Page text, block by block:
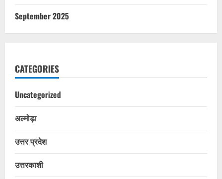
September 2025
CATEGORIES
Uncategorized
अल्मोड़ा
उत्तर प्रदेश
उत्तरकाशी